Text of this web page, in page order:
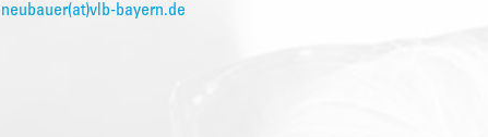
neubauer(at)vlb-bayern.de